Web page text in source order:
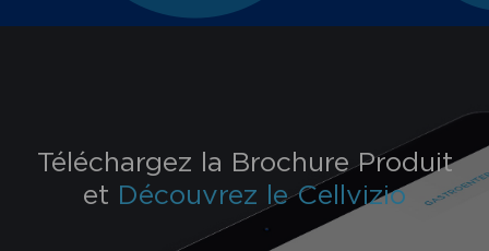
Téléchargez la Brochure Produit
et Découvrez le Cellvizio